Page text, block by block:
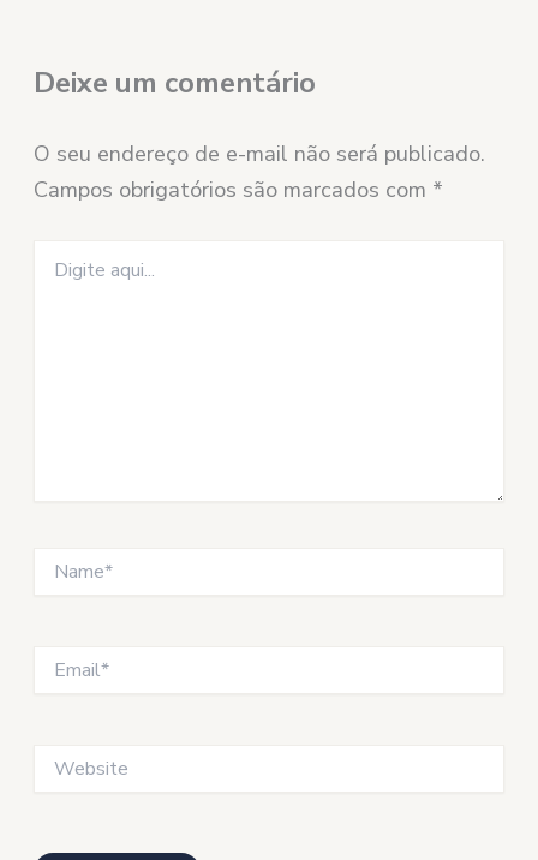
Deixe um comentário
O seu endereço de e-mail não será publicado.
Campos obrigatórios são marcados com *
aqui...